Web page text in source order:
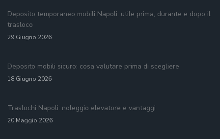
Deposito temporaneo mobili Napoli: utile prima, durante e dopo il
trasloco
29 Giugno 2026
Deposito mobili sicuro: cosa valutare prima di scegliere
18 Giugno 2026
Traslochi Napoli: noleggio elevatore e vantaggi
20 Maggio 2026